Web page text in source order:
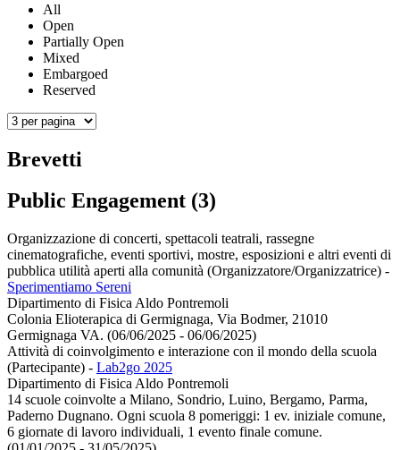
All
Open
Partially Open
Mixed
Embargoed
Reserved
Brevetti
Public Engagement (3)
Organizzazione di concerti, spettacoli teatrali, rassegne
cinematografiche, eventi sportivi, mostre, esposizioni e altri eventi di
pubblica utilità aperti alla comunità (Organizzatore/Organizzatrice) -
Sperimentiamo Sereni
Dipartimento di Fisica Aldo Pontremoli
Colonia Elioterapica di Germignaga, Via Bodmer, 21010
Germignaga VA. (06/06/2025 - 06/06/2025)
Attività di coinvolgimento e interazione con il mondo della scuola
(Partecipante) - Lab2go 2025
Dipartimento di Fisica Aldo Pontremoli
14 scuole coinvolte a Milano, Sondrio, Luino, Bergamo, Parma,
Paderno Dugnano. Ogni scuola 8 pomeriggi: 1 ev. iniziale comune,
6 giornate di lavoro individuali, 1 evento finale comune.